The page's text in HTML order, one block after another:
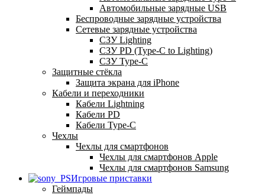
Автомобильные зарядные USB
Беспроводные зарядные устройства
Сетевые зарядные устройства
СЗУ Lighting
СЗУ PD (Type-C to Lighting)
СЗУ Type-C
Защитные стёкла
Защита экрана для iPhone
Кабели и переходники
Кабели Lightning
Кабели PD
Кабели Type-C
Чехлы
Чехлы для смартфонов
Чехлы для смартфонов Apple
Чехлы для смартфонов Samsung
Игровые приставки
Геймпады